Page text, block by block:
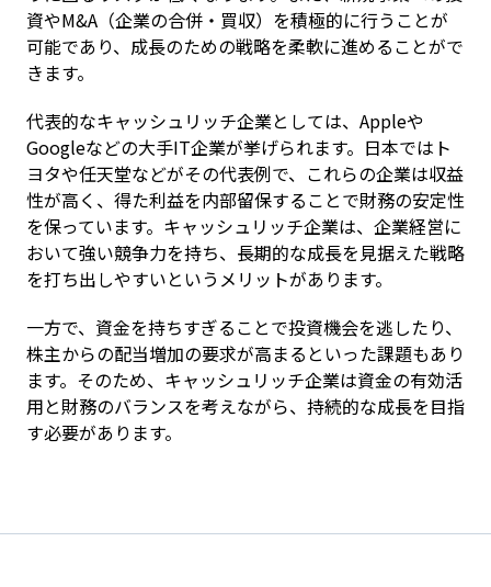
資やM&A（企業の合併・買収）を積極的に行うことが
可能であり、成長のための戦略を柔軟に進めることがで
きます。
代表的なキャッシュリッチ企業としては、Appleや
Googleなどの大手IT企業が挙げられます。日本ではト
ヨタや任天堂などがその代表例で、これらの企業は収益
性が高く、得た利益を内部留保することで財務の安定性
を保っています。キャッシュリッチ企業は、企業経営に
おいて強い競争力を持ち、長期的な成長を見据えた戦略
を打ち出しやすいというメリットがあります。
一方で、資金を持ちすぎることで投資機会を逃したり、
株主からの配当増加の要求が高まるといった課題もあり
ます。そのため、キャッシュリッチ企業は資金の有効活
用と財務のバランスを考えながら、持続的な成長を目指
す必要があります。